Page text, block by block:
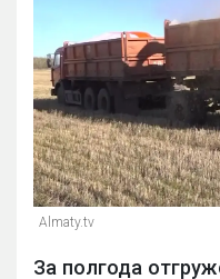
Almaty.tv
За полгода